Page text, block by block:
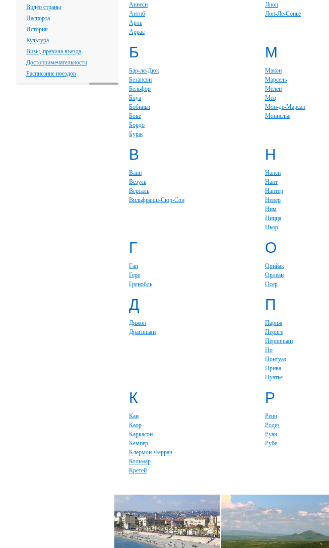
Видео страны
Паспорта
История
Культура
Визы, правила въезда
Достопримечательности
Расписание поездов
Аннеси
Антиб
Арль
Аррас
Лион
Лон-Ле-Сонье
Б
Бар-ле-Дюк
Безансон
Бельфор
Блуа
Бобиньи
Бове
Бордо
Бурж
М
Макон
Марсель
Мелен
Мец
Мон-де-Марсан
Монпелье
В
Ванн
Везуль
Версаль
Вильфранш-Сюр-Сон
Н
Нанси
Нант
Нантер
Невер
Ним
Ницца
Ньор
Г
Гап
Гере
Гренобль
О
Орийак
Орлеан
Осер
Д
Дижон
Драгиньян
П
Париж
Периге
Перпиньян
По
Понтуаз
Прива
Пуатье
К
Кан
Каор
Каркасон
Кемпер
Клермон-Ферран
Кольмар
Кретей
Р
Ренн
Родез
Руан
Рубе